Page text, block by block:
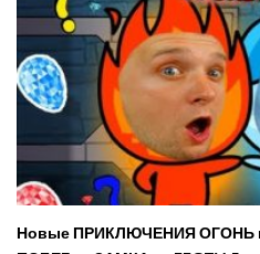
Новые ПРИКЛЮЧЕНИЯ ОГОНЬ